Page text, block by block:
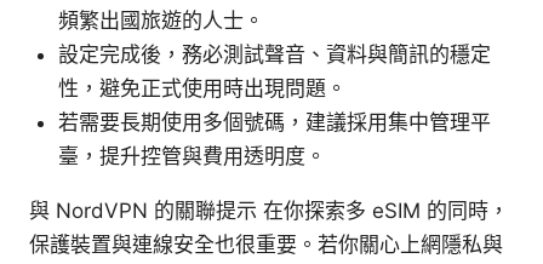
頻繁出國旅遊的人士。
設定完成後，務必測試聲音、資料與簡訊的穩定
性，避免正式使用時出現問題。
若需要長期使用多個號碼，建議採用集中管理平
臺，提升控管與費用透明度。
與 NordVPN 的關聯提示 在你探索多 eSIM 的同時，
保護裝置與連線安全也很重要。若你關心上網隱私與